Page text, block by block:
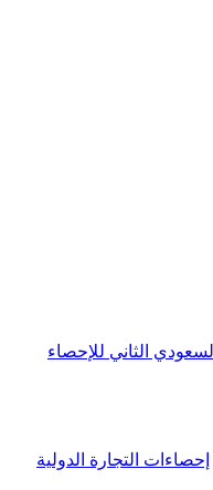
الثاني للإحصاء
إحصاءات التجارة الدولية